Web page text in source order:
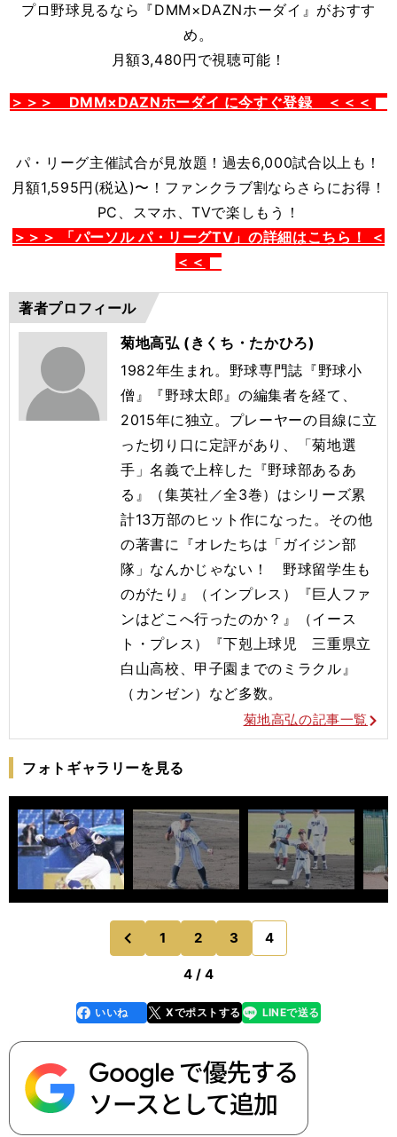
プロ野球見るなら 『DMM×DAZNホーダイ』がおすす
め。
月額3,480円で視聴可能！
＞＞＞ DMM×DAZNホーダイ に今すぐ登録 ＜＜＜
パ・リーグ主催試合が見放題！過去6,000試合以上も！
月額1,595円(税込)〜！ファンクラブ割ならさらにお得！
PC、スマホ、TVで楽しもう！
＞＞＞ 「パーソル パ・リーグTV」の詳細はこちら！ ＜
＜＜
著者プロフィール
菊地高弘 (きくち・たかひろ)
1982年生まれ。野球専門誌『野球小
僧』『野球太郎』の編集者を経て、
2015年に独立。プレーヤーの目線に立
った切り口に定評があり、「菊地選
手」名義で上梓した『野球部あるあ
る』（集英社／全3巻）はシリーズ累
計13万部のヒット作になった。その他
の著書に『オレたちは「ガイジン部
隊」なんかじゃない！ 野球留学生も
のがたり』（インプレス）『巨人ファ
ンはどこへ行ったのか？』（イース
ト・プレス）『下剋上球児 三重県立
白山高校、甲子園までのミラクル』
（カンゼン）など多数。
菊地高弘の記事一覧
フォトギャラリーを見る
前
のページへ
1 2 3 4
4 / 4
faceboo
k
いいね Xでポストする
line LINEで送る